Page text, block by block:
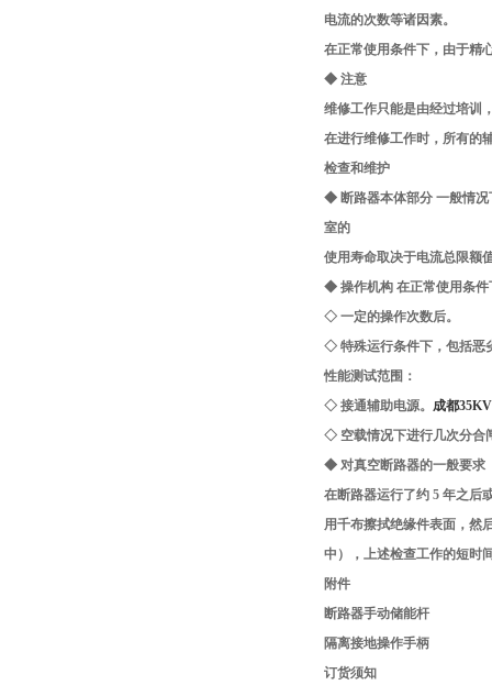
电流的次数等诸因素。
在正常使用条件下，由于精
◆ 注意
维修工作只能是由经过培训
在进行维修工作时，所有的
检查和维护
◆ 断路器本体部分 一般情况
室的
使用寿命取决于电流总限额
◆ 操作机构 在正常使用条件
◇ 一定的操作次数后。
◇ 特殊运行条件下，包括恶
性能测试范围：
◇ 接通辅助电源。 成都
◇ 空载情况下进行几次分合
◆ 对真空断路器的一般要求
在断路器运行了约 5 年之后
用千布擦拭绝缘件表面，然
中），上述检查工作的短时
附件
断路器手动储能杆
隔离接地操作手柄
订货须知